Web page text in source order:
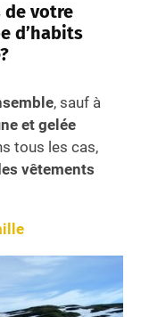
de votre
d’habits
, sauf à
et gelée
tous les cas,
vêtements